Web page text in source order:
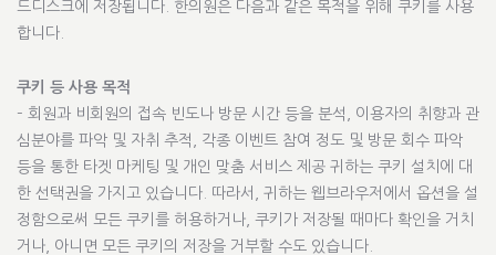
드디스크에 저장됩니다. 한의원은 다음과 같은 목적을 위해 쿠키를 사용
합니다.
쿠키 등 사용 목적
– 회원과 비회원의 접속 빈도나 방문 시간 등을 분석, 이용자의 취향과 관
심분야를 파악 및 자취 추적, 각종 이벤트 참여 정도 및 방문 회수 파악
등을 통한 타겟 마케팅 및 개인 맞춤 서비스 제공 귀하는 쿠키 설치에 대
한 선택권을 가지고 있습니다. 따라서, 귀하는 웹브라우저에서 옵션을 설
정함으로써 모든 쿠키를 허용하거나, 쿠키가 저장될 때마다 확인을 거치
거나, 아니면 모든 쿠키의 저장을 거부할 수도 있습니다.